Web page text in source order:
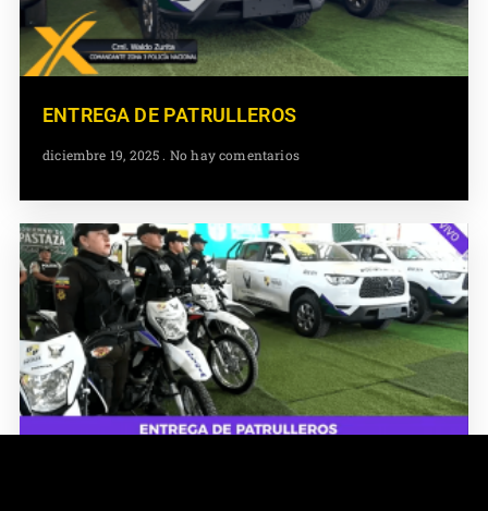
ENTREGA DE PATRULLEROS
diciembre 19, 2025 No hay comentarios